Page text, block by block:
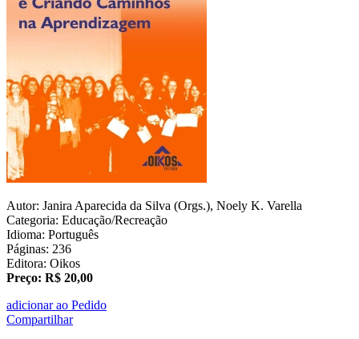
Autor: Janira Aparecida da Silva (Orgs.), Noely K. Varella
Categoria: Educação/Recreação
Idioma: Português
Páginas: 236
Editora: Oikos
Preço: R$ 20,00
adicionar ao Pedido
Compartilhar